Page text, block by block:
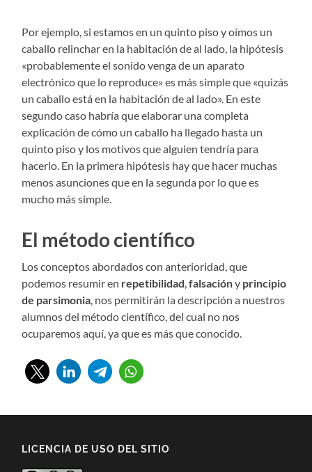
Por ejemplo, si estamos en un quinto piso y oímos un
caballo relinchar en la habitación de al lado, la hipótesis
«probablemente el sonido venga de un aparato
electrónico que lo reproduce» es más simple que «quizás
un caballo está en la habitación de al lado». En este
segundo caso habría que elaborar una completa
explicación de cómo un caballo ha llegado hasta un
quinto piso y los motivos que alguien tendría para
hacerlo. En la primera hipótesis hay que hacer muchas
menos asunciones que en la segunda por lo que es
mucho más simple.
El método científico
Los conceptos abordados con anterioridad, que
podemos resumir en repetibilidad falsacióny principio
de parsimonia , nos permitirán la descripción a nuestros
alumnos del método científico, del cual no nos
ocuparemos aquí, ya que es más que conocido.
LICENCIA DE USO DEL SITIO